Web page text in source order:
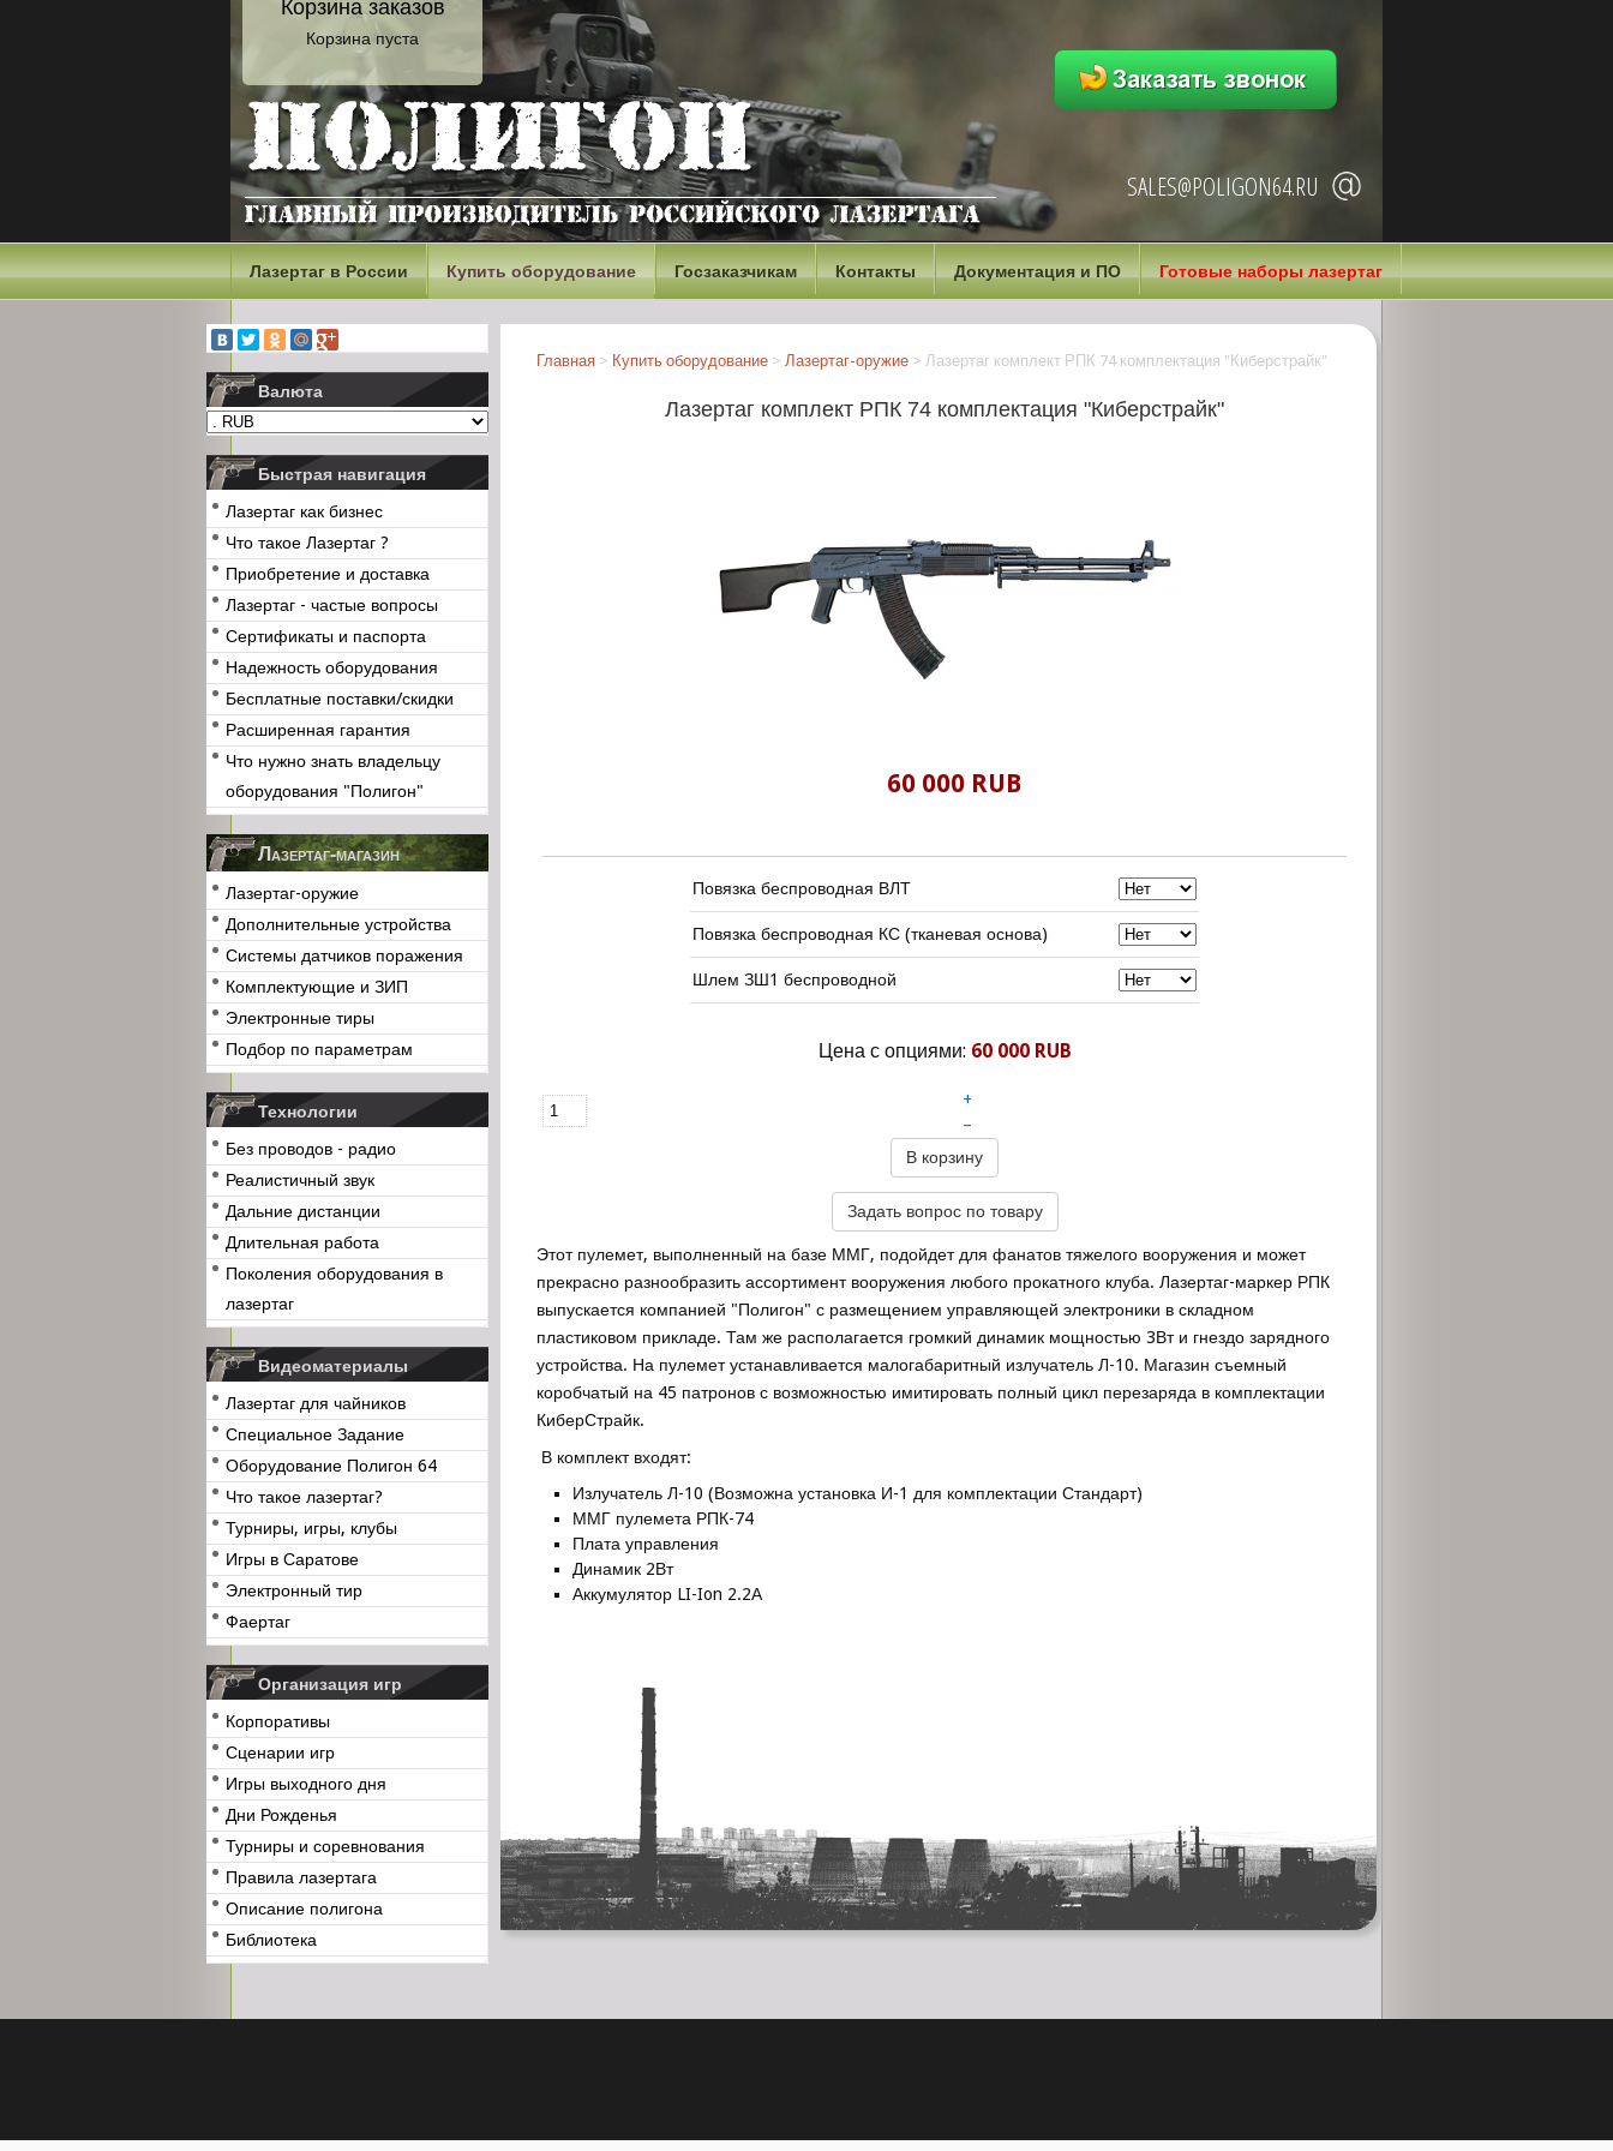
SALES@POLIGON64.RU
Корзина заказов
Корзина пуста
Лазертаг в России Купить оборудование Госзаказчикам Контакты Документация и ПО Готовые наборы лазертаг
Валюта
Быстрая навигация
Лазертаг как бизнес
Что такое Лазертаг ?
Приобретение и доставка
Лазертаг - частые вопросы
Сертификаты и паспорта
Надежность оборудования
Бесплатные поставки/скидки
Расширенная гарантия
Что нужно знать владельцу
оборудования "Полигон"
Лазертаг-магазин
Лазертаг-оружие
Дополнительные устройства
Системы датчиков поражения
Комплектующие и ЗИП
Электронные тиры
Подбор по параметрам
Технологии
Без проводов - радио
Реалистичный звук
Дальние дистанции
Длительная работа
Поколения оборудования в
лазертаг
Видеоматериалы
Лазертаг для чайников
Специальное Задание
Оборудование Полигон 64
Что такое лазертаг?
Турниры, игры, клубы
Игры в Саратове
Электронный тир
Фаертаг
Организация игр
Корпоративы
Сценарии игр
Игры выходного дня
Дни Рожденья
Турниры и соревнования
Правила лазертага
Описание полигона
Библиотека
Главная > Купить оборудование > Лазертаг-оружие > Лазертаг комплект РПК 74 комплектация "Киберстрайк"
Лазертаг комплект РПК 74 комплектация "Киберстрайк"
60 000 RUB
Повязка беспроводная ВЛТ
Повязка беспроводная КС (тканевая основа)
Шлем ЗШ1 беспроводной
Цена с опциями: 60 000 RUB
+
–
В корзину
Задать вопрос по товару
Этот пулемет, выполненный на базе ММГ, подойдет для фанатов тяжелого вооружения и может
прекрасно разнообразить ассортимент вооружения любого прокатного клуба. Лазертаг-маркер РПК
выпускается компанией "Полигон" с размещением управляющей электроники в складном
пластиковом прикладе. Там же располагается громкий динамик мощностью 3Вт и гнездо зарядного
устройства. На пулемет устанавливается малогабаритный излучатель Л-10. Магазин съемный
коробчатый на 45 патронов с возможностью имитировать полный цикл перезаряда в комплектации
КиберСтрайк.
В комплект входят:
Излучатель Л-10 (Возможна установка И-1 для комплектации Стандарт)
ММГ пулемета РПК-74
Плата управления
Динамик 2Вт
Аккумулятор LI-Ion 2.2А